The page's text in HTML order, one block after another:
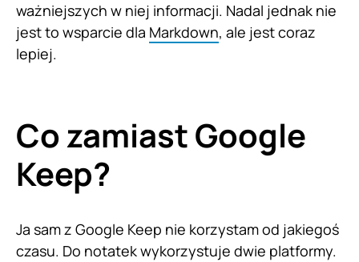
ważniejszych w niej informacji. Nadal jednak nie
jest to wsparcie dla Markdown, ale jest coraz
lepiej.
Co zamiast Google
Keep?
Ja sam z Google Keep nie korzystam od jakiegoś
czasu. Do notatek wykorzystuje dwie platformy.